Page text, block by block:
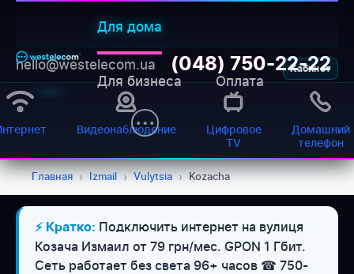
Для дома
Для бизнеса Оплата
Кабинет
hello@westelecom.ua (048) 750-22-22
Видеонаблюдение
Цифровое
TV
Домашний
телефон
Главная › Izmail › Vulytsia › Kozacha
⚡ Кратко: Подключить интернет на вулиця
Козача Измаил от 79 грн/мес. GPON 1 Гбит.
Сеть работает без света 96+ часов ☎ 750-
WESTELECOM
Онлайн-підтримка